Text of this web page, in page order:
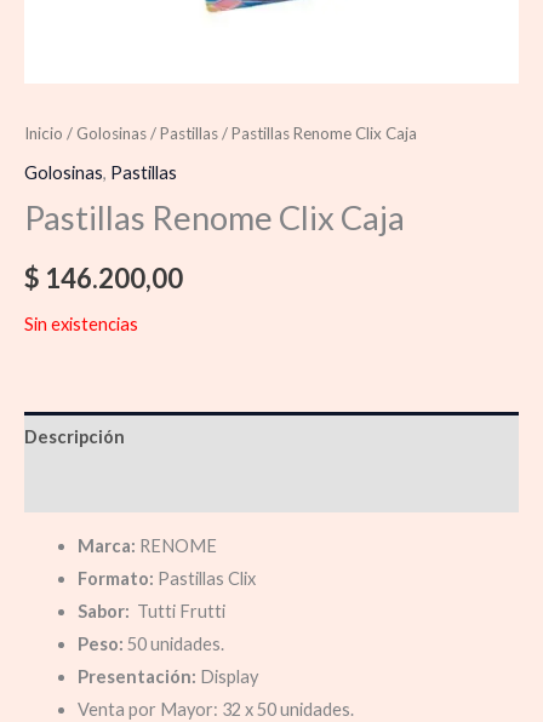
Inicio / Golosinas/Pastillas/ Pastillas Renome Clix Caja
Golosinas, Pastillas
Pastillas Renome Clix Caja
$ 146.200,00
Sin existencias
Descripción
Marca: RENOME
Formato: Pastillas Clix
Sabor: Tutti Frutti
Peso: 50 unidades.
Presentación: Display
Venta por Mayor: 32 x 50 unidades.